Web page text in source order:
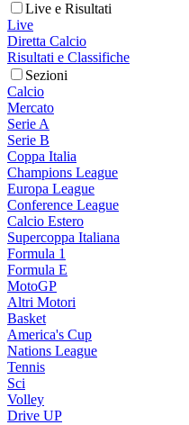
Live e Risultati
Live
Diretta Calcio
Risultati e Classifiche
Sezioni
Calcio
Mercato
Serie A
Serie B
Coppa Italia
Champions League
Europa League
Conference League
Calcio Estero
Supercoppa Italiana
Formula 1
Formula E
MotoGP
Altri Motori
Basket
America's Cup
Nations League
Tennis
Sci
Volley
Drive UP